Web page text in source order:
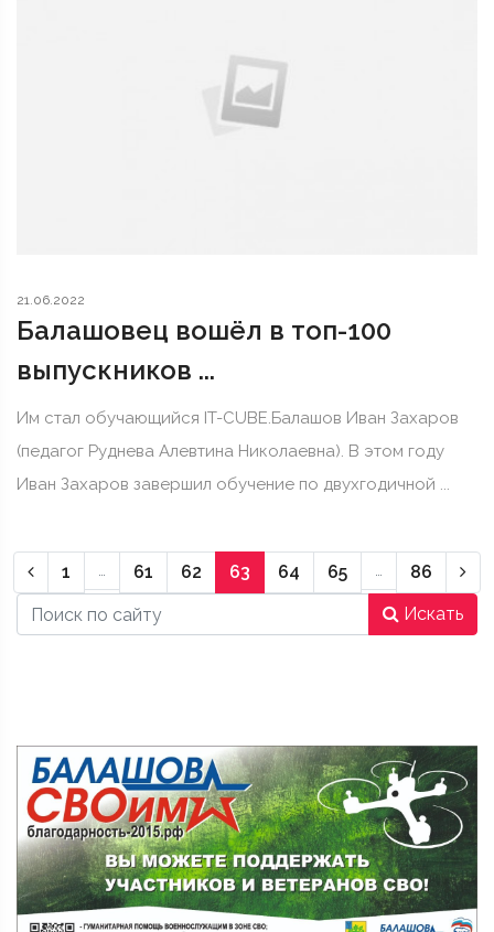
21.06.2022
Балашовец вошёл в топ-100
выпускников ...
Им стал обучающийся IT-CUBE.Балашов Иван Захаров
(педагог Руднева Алевтина Николаевна). В этом году
Иван Захаров завершил обучение по двухгодичной ...
Предыдущая страница
1 … 61 62 63 64 65 … 86
Искать